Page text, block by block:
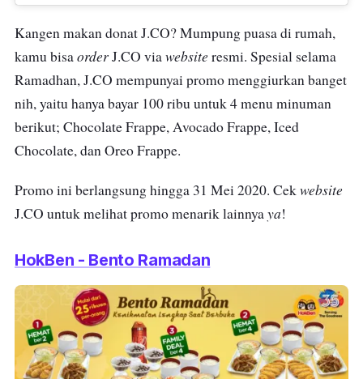
Kangen makan donat J.CO? Mumpung puasa di rumah,
kamu bisaorderJ.CO viawebsite resmi. Spesial selama
Ramadhan, J.CO mempunyai promo menggiurkan banget
nih, yaitu hanya bayar 100 ribu untuk 4 menu minuman
berikut; Chocolate Frappe, Avocado Frappe, Iced
Chocolate, dan Oreo Frappe.
Promo ini berlangsung hingga 31 Mei 2020. Cekwebsite
J.CO untuk melihat promo menarik lainnyaya!
HokBen - Bento Ramadan